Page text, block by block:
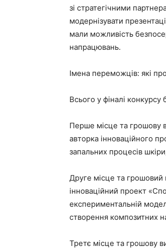
зі стратегічними
модернізувати
мали можливість
напрацювань.
Імена переможців: які
Всього у фіналі конкурсу
Перше місце та грошову
авторка інноваційного
запальних процесів
Друге місце та грошовий
інноваційний проект
експериментальній
створення композитних
Третє місце та грошову